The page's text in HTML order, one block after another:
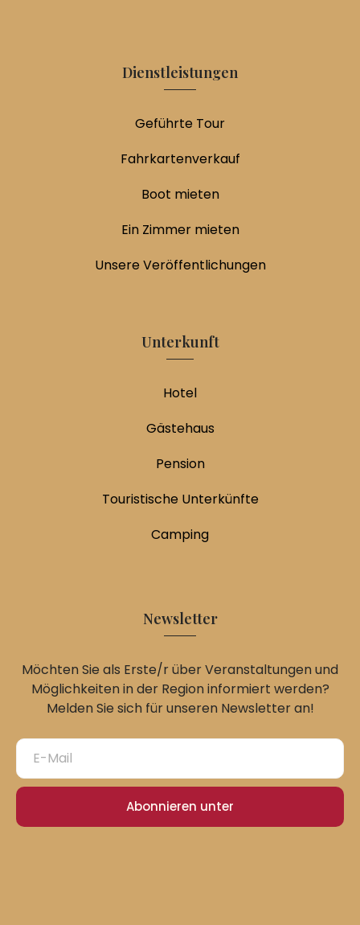
Dienstleistungen
Geführte Tour
Fahrkartenverkauf
Boot mieten
Ein Zimmer mieten
Unsere Veröffentlichungen
Unterkunft
Hotel
Gästehaus
Pension
Touristische Unterkünfte
Camping
Newsletter
Möchten Sie als Erste/r über Veranstaltungen und
Möglichkeiten in der Region informiert werden?
Melden Sie sich für unseren Newsletter an!
Abonnieren unter